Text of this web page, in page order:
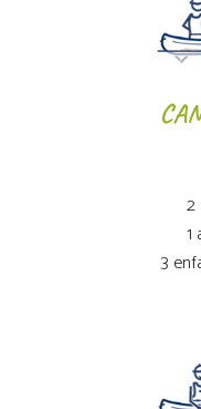
2
1
3